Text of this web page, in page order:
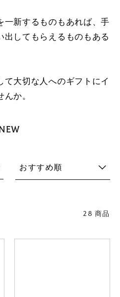
一新するものもあれば、手
出してもらえるものもある
て大切な人へのギフトにイ
か。
おすすめ順
28 商品